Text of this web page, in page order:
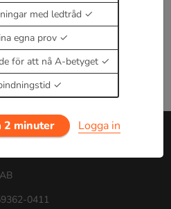
med ledtråd
egna prov
för att nå A-betyget
2 minuter Logga in
0411